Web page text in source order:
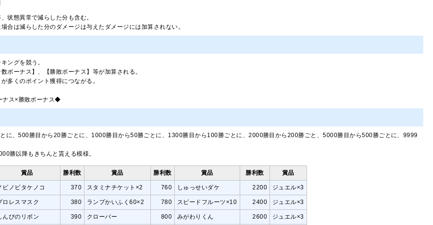
状態異常で減らした分も含む。
合は減らした分のダメージは与えたダメージには加算されない。
ングを競う。
ボーナス】、【勝敗ボーナス】等が加算される。
多くのポイント獲得につながる。
ナス×勝敗ボーナス◆
に、500勝目から20勝ごとに、1000勝目から50勝ごとに、1300勝目から100勝ごとに、2000勝目から200勝ごと、5000勝目から500勝ごとに、9999
勝以降もきちんと貰える模様。
賞品 勝利数 賞品 勝利数 賞品 勝利数 賞品
ビノビタケノコ 370 スタミナチケット×2 760 しゅっせいダケ 2200 ジュエル×3
ロレスマスク 380 ランプかいふく60×2 780 スピードフルーツ×10 2400 ジュエル×3
んぴのリボン 390 クローバー 800 みがわりくん 2600 ジュエル×3